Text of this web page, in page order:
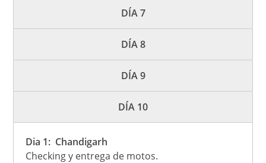
DÍA 7
DÍA 8
DÍA 9
DÍA 10
Dia 1: Chandigarh
Checking y entrega de motos.